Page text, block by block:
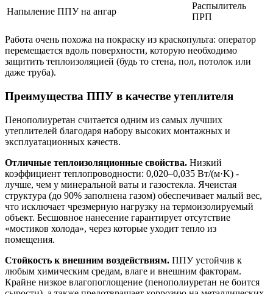
Напыление ППУ на ангар
Распылитель
ПРП
Работа очень похожа на покраску из краскопульта: оператор
перемещается вдоль поверхности, которую необходимо
защитить теплоизоляцией (будь то стена, пол, потолок или
даже труба).
Преимущества ППУ в качестве утеплителя
Пенополиуретан считается одним из самых лучших
утеплителей благодаря набору высоких монтажных и
эксплуатационных качеств.
Отличные теплоизоляционные свойства. Низкий
коэффициент теплопроводности: 0,020–0,035 Вт/(м·K) -
лучше, чем у минеральной ваты и газостекла. Ячеистая
структура (до 90% заполнена газом) обеспечивает малый вес,
что исключает чрезмерную нагрузку на термоизолируемый
объект. Бесшовное нанесение гарантирует отсутствие
«мостиков холода», через которые уходит тепло из
помещения.
Стойкость к внешним воздействиям. ППУ устойчив к
любым химическим средам, влаге и внешним факторам.
Крайне низкое влагопоглощение (пенополиуретан не боится